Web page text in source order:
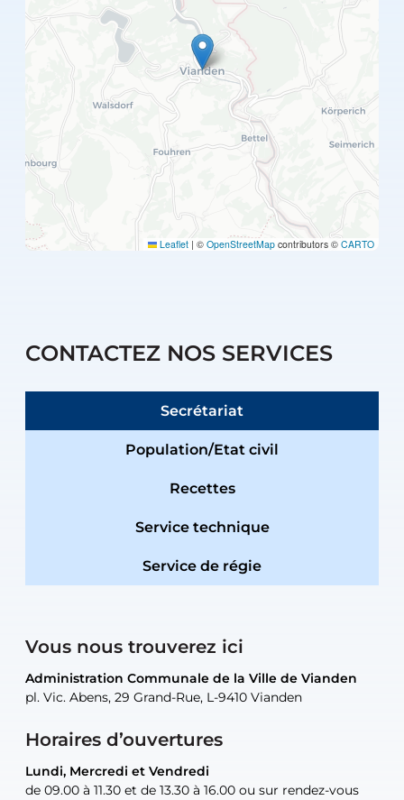
Leaflet | © OpenStreetMap contributors © CARTO
CONTACTEZ NOS SERVICES
Secrétariat
Population/Etat civil
Recettes
Service technique
Service de régie
Vous nous trouverez ici
Administration Communale de la Ville de Vianden
pl. Vic. Abens, 29 Grand-Rue, L-9410 Vianden
Horaires d’ouvertures
Lundi, Mercredi et Vendredi
de 09.00 à 11.30 et de 13.30 à 16.00 ou sur rendez-vous
Administration Communale de la Ville de Vianden
pl. Vic. Abens, 29 Grand-Rue, L-9410 Vianden
Lundi, Mercredi et Vendredi
de 09.00 à 11.30 et de 13.30 à 16.00 ou sur rendez-vous
Administration Communale de la Ville de Vianden
pl. Vic. Abens, 29 Grand-Rue, L-9410 Vianden
uniquement sur rendez-vous
Administration Communale de la Ville de Vianden
pl. Vic. Abens, 29 Grand-Rue, L-9410 Vianden
uniquement sur rendez-vous
Atelier Communal de la Ville de Vianden
30, rue Neugarten, L-9422 Vianden
uniquement sur rendez-vous